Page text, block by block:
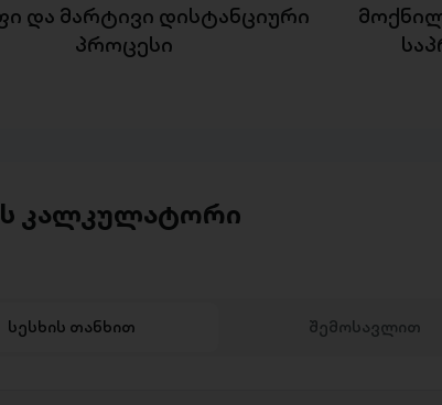
და მარტივი დისტანციური
პროცესი
კალკულატორი
სესხის თანხით შემოსავლით